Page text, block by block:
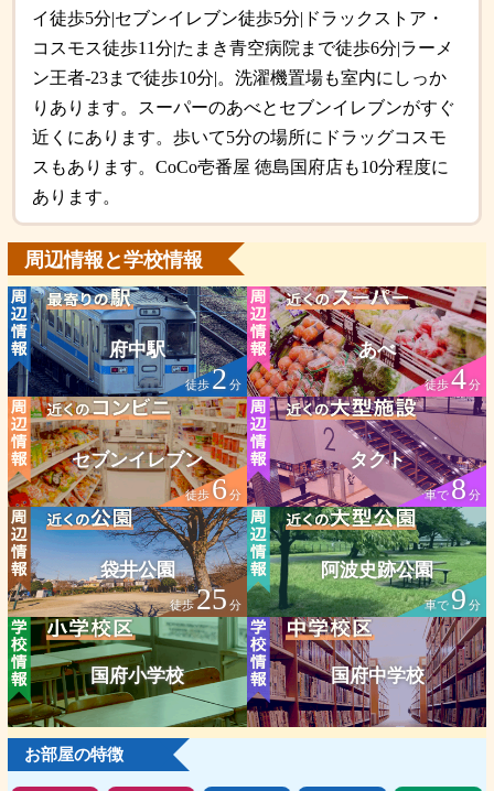
イ徒歩5分|セブンイレブン徒歩5分|ドラックストア・
コスモス徒歩11分|たまき青空病院まで徒歩6分|ラーメ
ン王者-23まで徒歩10分|。洗濯機置場も室内にしっか
りあります。スーパーのあべとセブンイレブンがすぐ
近くにあります。歩いて5分の場所にドラッグコスモ
スもあります。CoCo壱番屋 徳島国府店も10分程度に
あります。
周辺情報と学校情報
府中駅
徒歩2 分
あべ
徒歩4分
セブンイレブン
徒歩6分
タクト
車で8分
袋井公園
徒歩25 分
阿波史跡公園
車で9分
国府小学校 国府中学校
お部屋の特徴